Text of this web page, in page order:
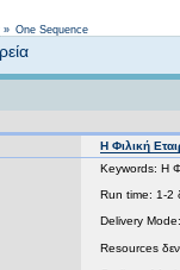
» One Sequence
Η Φιλική
Keywords: Η
Run time: 1-2
Delivery
Resources δεν